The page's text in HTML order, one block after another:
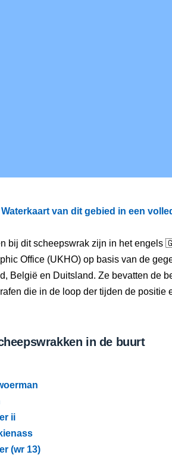
van dit gebied in een
bij dit scheepswrak zijn in het
Office (UKHO) op basis van de
België en Duitsland. Ze bevatten de
die in de loop der tijden de positie
in de buurt
ii
(wr 13)